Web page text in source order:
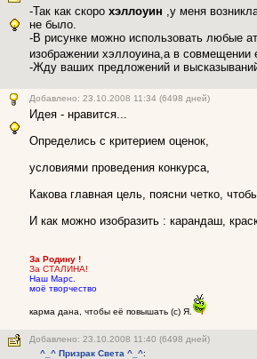
-Так как скоро хэллоуин ,у меня
не было.
-В рисунке можно использовать любые
изображении хэллоуина,а в совмещении
-Жду ваших предложений и
Добавлено: 23.10.2008 11:34 (6498 дней)
Идея - нравится...
Определись с критерием оценок,
условиями проведения конкурса,
Какова главная цель, поясни четко,
И как можно изобразить : карандаш,
За Родину !
За СТАЛИНА!
Наш Марс.
моё творчество
карма дана, чтобы её повышать (с) Я.
Добавлено: 23.10.2008 11:40 (6498 дней)
^_^ Призрак Света ^_^: